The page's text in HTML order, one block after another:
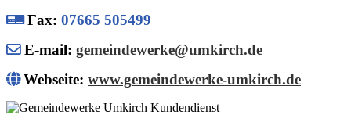
Fax: 07665 505499
E-mail: gemeindewerke@umkirch.de
Webseite: www.gemeindewerke-umkirch.de